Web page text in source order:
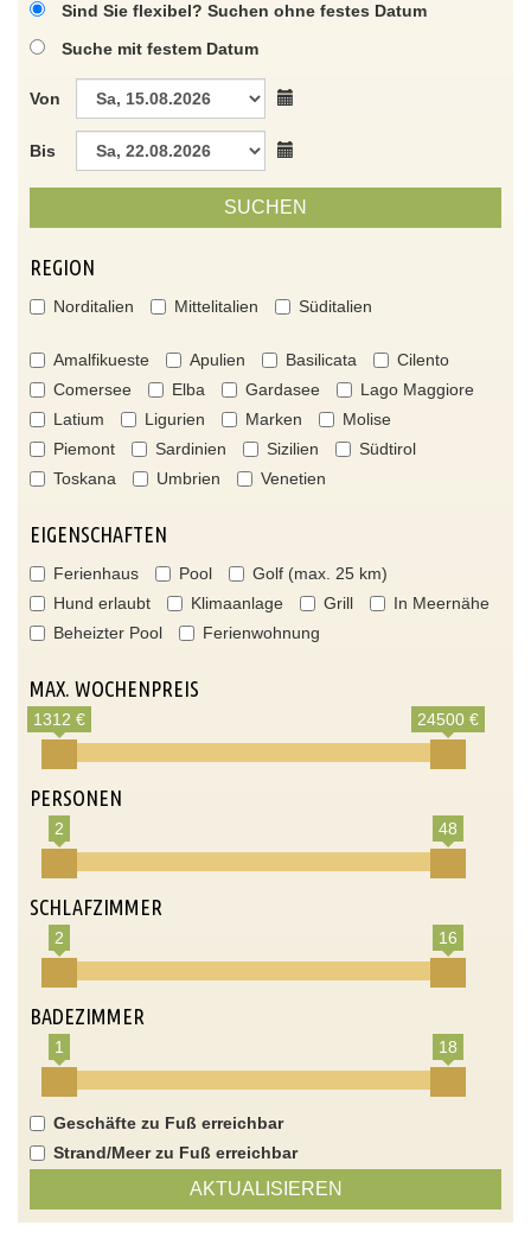
Sind Sie flexibel? Suchen ohne festes Datum
Suche mit festem Datum
Von
Bis
SUCHEN
REGION
Norditalien Mittelitalien Süditalien
Amalfikueste Apulien Basilicata
Cilento
Comersee
Elba Gardasee
Lago Maggiore
Latium
Ligurien Marken
Molise
Piemont
Sardinien Sizilien
Südtirol
Toskana
Umbrien Venetien
EIGENSCHAFTEN
Ferienhaus Pool
Golf (max. 25 km)
Hund erlaubt
Klimaanlage Grill
In Meernähe
Beheizter Pool
Ferienwohnung
MAX. WOCHENPREIS
1312 € 24500 €
PERSONEN
2 48
SCHLAFZIMMER
2 16
BADEZIMMER
1 18
Geschäfte zu Fuß erreichbar
Strand/Meer zu Fuß erreichbar
AKTUALISIEREN